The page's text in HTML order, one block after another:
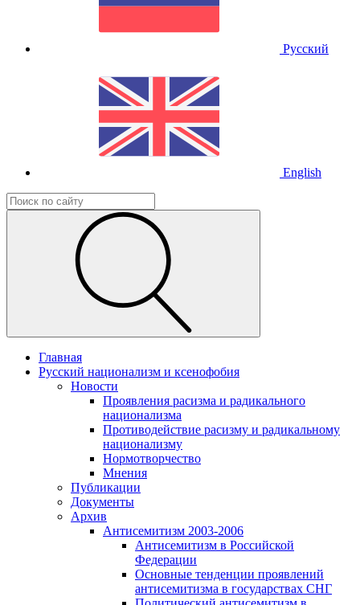
Русский
English
Главная
Русский национализм и ксенофобия
Новости
Проявления расизма и радикального
национализма
Противодействие расизму и радикальному
национализму
Нормотворчество
Мнения
Публикации
Документы
Архив
Антисемитизм 2003-2006
Антисемитизм в Российской
Федерации
Основные тенденции проявлений
антисемитизма в государствах СНГ